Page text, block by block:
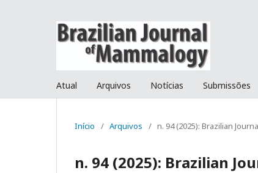
Atual Arquivos Notícias Submissões
Início / Arquivos / n. 94 (2025): Brazilian
n. 94 (2025): Brazilian